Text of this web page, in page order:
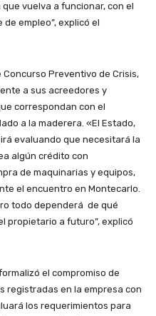
vuelva a funcionar, con el
empleo”, explicó el
Preventivo de Crisis,
a sus acreedores y
correspondan con el
a la maderera. «El Estado,
evaluando que necesitará la
algún crédito con
de maquinarias y equipos,
el encuentro en Montecarlo.
todo dependerá de qué
propietario a futuro”, explicó
el compromiso de
registradas en la empresa con
los requerimientos para